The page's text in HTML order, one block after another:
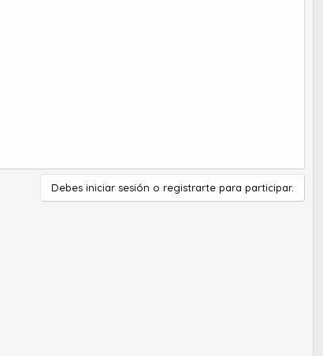
Debes iniciar sesión o registrarte para participar.